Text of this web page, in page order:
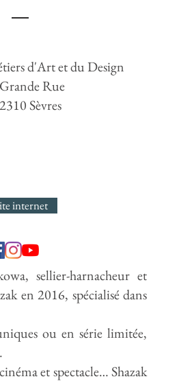
d'Art et du Design
Rue
Sèvres
internet
sellier-harnacheur et
en 2016, spécialisé dans
ou en série limitée,
et spectacle… Shazak